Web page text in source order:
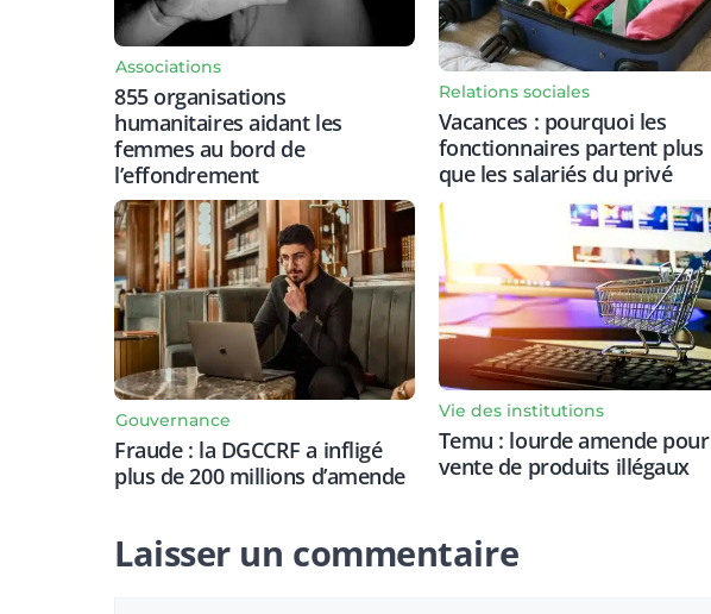
Associations
855 organisations
humanitaires aidant les
femmes au bord de
l’effondrement
Relations sociales
Vacances : pourquoi les
fonctionnaires partent plus
que les salariés du privé
Gouvernance
Fraude : la DGCCRF a infligé
plus de 200 millions d’amende
Vie des institutions
Temu : lourde amende pour
vente de produits illégaux
Laisser un commentaire